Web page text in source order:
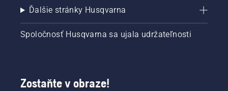
Ďalšie stránky Husqvarna
Spoločnosť Husqvarna sa ujala udržateľnosti
Zostaňte v obraze!